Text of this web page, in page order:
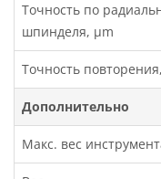
Точность по
шпинделя, µm
Точность
Дополнительно
Макс. вес